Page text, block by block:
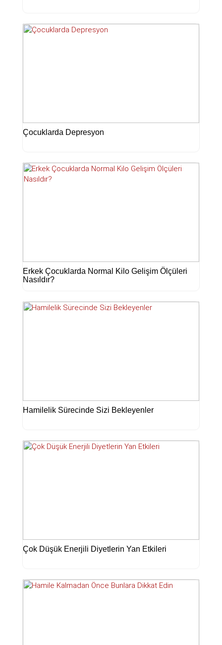
Çocuklarda Depresyon
Erkek Çocuklarda Normal Kilo Gelişim Ölçüleri
Nasıldır?
Hamilelik Sürecinde Sizi Bekleyenler
Çok Düşük Enerjili Diyetlerin Yan Etkileri